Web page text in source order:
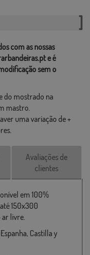
com as nossas
e é
sem o
do mostrado na
mastro.
uma variação de +
Avaliações de
clientes
em 100%
150x300
livre.
Castilla y